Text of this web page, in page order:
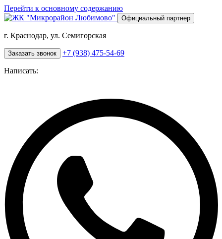
Перейти к основному содержанию
Официальный партнер
г. Краснодар, ул. Семигорская
Заказать звонок +7 (938) 475-54-69
Написать: